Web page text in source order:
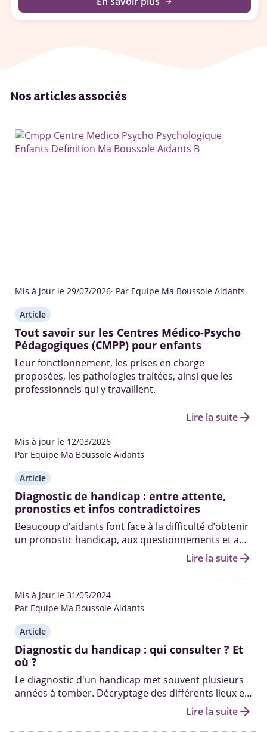
Nos articles associés
Mis à jour le 29/07/2026· Par Equipe Ma Boussole Aidants
Article
Tout savoir sur les Centres Médico-Psycho
Pédagogiques (CMPP) pour enfants
Leur fonctionnement, les prises en charge
proposées, les pathologies traitées, ainsi que les
professionnels qui y travaillent.
Lire la suitearrow_forward
Mis à jour le 12/03/2026
Par Equipe Ma Boussole Aidants
Article
Diagnostic de handicap : entre attente,
pronostics et infos contradictoires
Beaucoup d’aidants font face à la difficulté d’obtenir
un pronostic handicap, aux questionnements et au
Lire la suitearrow_forward
Mis à jour le 31/05/2024
Par Equipe Ma Boussole Aidants
Article
Diagnostic du handicap : qui consulter ? Et
où ?
Le diagnostic d'un handicap met souvent plusieurs
années à tomber. Décryptage des différents lieux et
professionnels pour diagnostiquer un handicap.
Lire la suitearrow_forward